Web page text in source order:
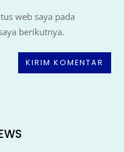
web saya pada
berikutnya.